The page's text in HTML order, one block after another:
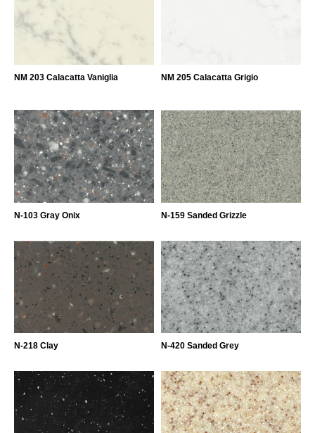
NM 203 Calacatta Vaniglia NM 205 Calacatta Grigio
N-103 Gray Onix N-159 Sanded Grizzle
N-218 Clay N-420 Sanded Grey